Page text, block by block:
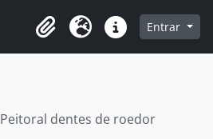
Área de Transferência
Idioma Atalhos Entrar
Peitoral dentes de roedor